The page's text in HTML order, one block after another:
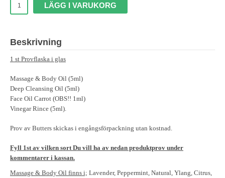
LÄGG I VARUKORG
Beskrivning
1 st Provflaska i glas
Massage & Body Oil (5ml)
Deep Cleansing Oil (5ml)
Face Oil Carrot (OBS!! 1ml)
Vinegar Rince (5ml).
Prov av Butters skickas i engångsförpackning utan kostnad.
Fyll 1st av vilken sort Du vill ha av nedan produktprov under
kommentarer i kassan.
Massage & Body Oil finns i; Lavender, Peppermint, Natural, Ylang, Citrus,